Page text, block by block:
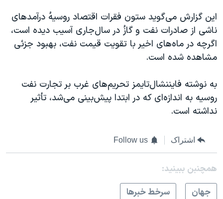
این گزارش می‌گوید ستون فقرات اقتصاد روسیهُ درآمدهای
ناشی از صادرات نفت و گازُ در سال‌جاری آسیب دیده است،
اگرچه در ماه‌های اخیر با تقویت قیمت نفت، بهبود جزئی
مشاهده شده است.
به نوشته فایننشال‌تایمز تحریم‌های غرب بر تجارت نفت
روسیه به اندازه‌ای که در ابتدا پیش‌بینی می‌شد، تأثیر
نداشته است.
اشتراک Follow us
همچنبن ببینید:
جهان
سرخط خبرها